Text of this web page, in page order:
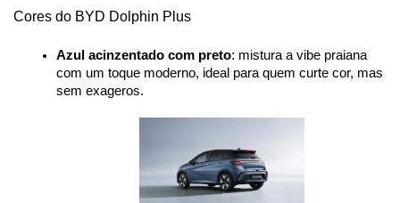
Cores do BYD Dolphin Plus
Azul acinzentado com preto: mistura a vibe praiana
com um toque moderno, ideal para quem curte cor, mas
sem exageros.